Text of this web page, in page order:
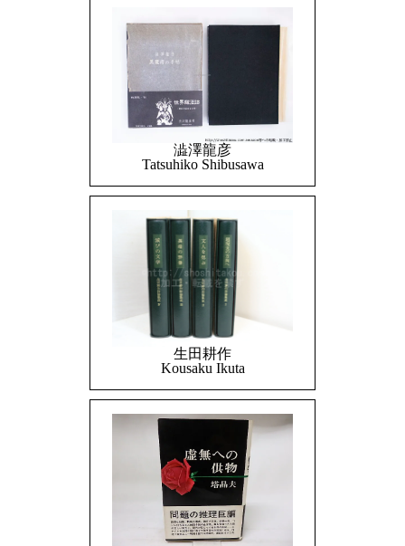
澁澤龍彦
Tatsuhiko Shibusawa
生田耕作
Kousaku Ikuta